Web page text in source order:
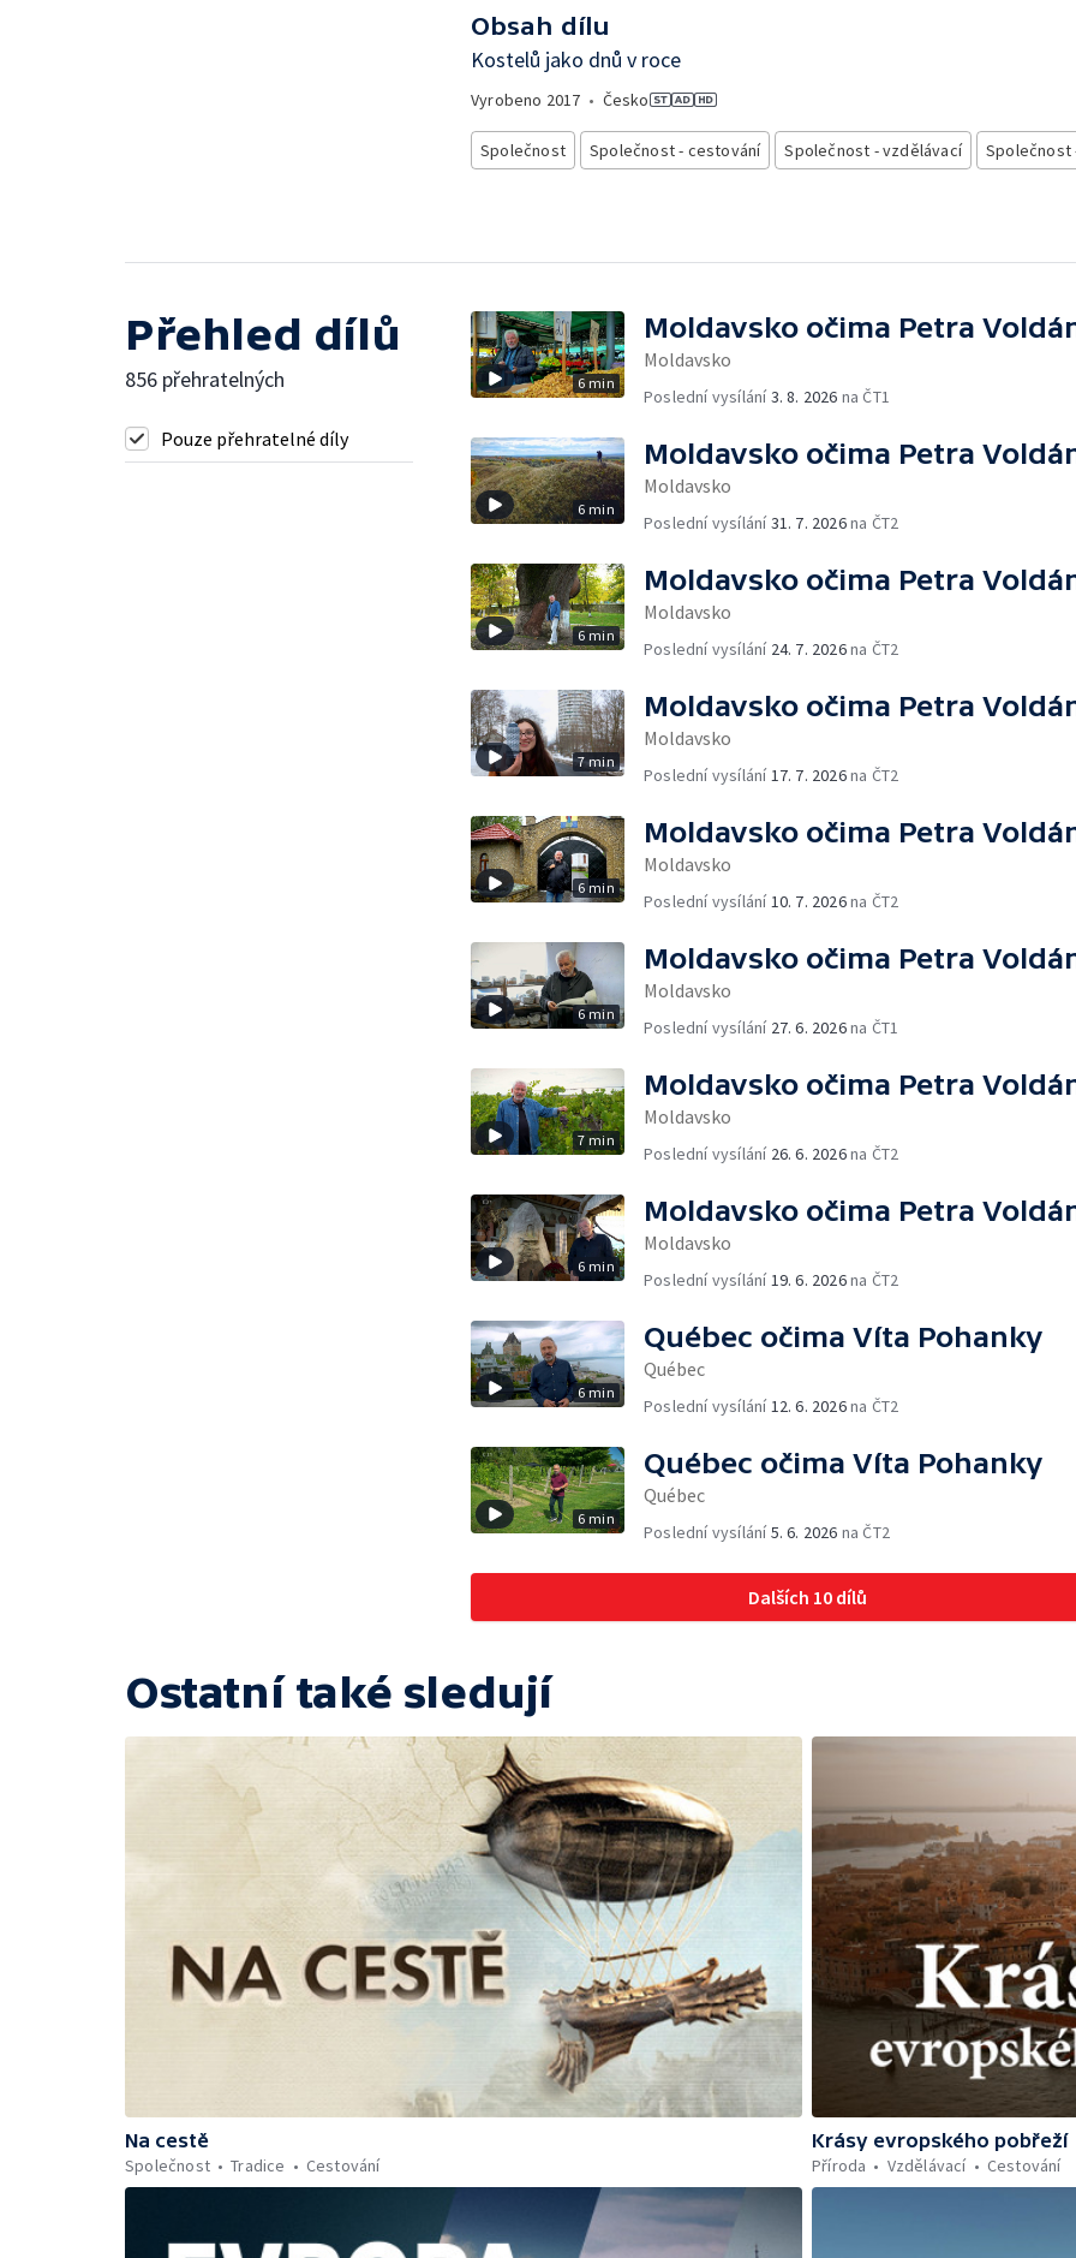
Obsah dílu
Kostelů jako dnů v roce
Vyrobeno 2017 • Česko
Společnost Společnost - cestování Společnost - vzdělávací Společnost
Přehled dílů
856 přehratelných
Pouze přehratelné díly
6 min
Moldavsko očima Petra
Moldavsko
Poslední vysílání3. 8. 2026 na ČT1
6 min
Moldavsko očima Petra
Moldavsko
Poslední vysílání31. 7. 2026na ČT2
6 min
Moldavsko očima Petra
Moldavsko
Poslední vysílání 24. 7. 2026na ČT2
7 min
Moldavsko očima Petra
Moldavsko
Poslední vysílání 17. 7. 2026na ČT2
6 min
Moldavsko očima Petra
Moldavsko
Poslední vysílání 10. 7. 2026na ČT2
6 min
Moldavsko očima Petra
Moldavsko
Poslední vysílání 27. 6. 2026na ČT1
7 min
Moldavsko očima Petra
Moldavsko
Poslední vysílání 26. 6. 2026na ČT2
6 min
Moldavsko očima Petra
Moldavsko
Poslední vysílání 19. 6. 2026na ČT2
6 min
Québec očima Víta Pohanky
Québec
Poslední vysílání 12. 6. 2026na ČT2
6 min
Québec očima Víta Pohanky
Québec
Poslední vysílání5. 6. 2026 na ČT2
Dalších 10 dílů
Ostatní také sledují
Na cestě
Společnost
Tradice Cestování
Krásy evropského pobřeží
Příroda
Vzdělávací Cestování